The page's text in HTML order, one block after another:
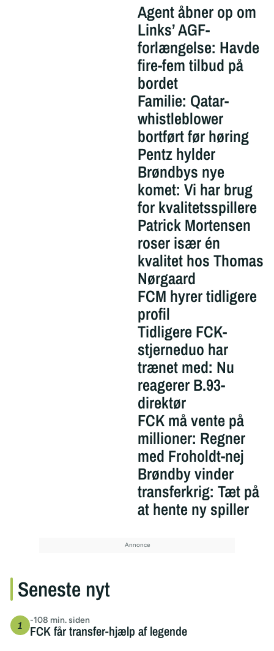
Agent åbner op om
Links’ AGF-
forlængelse: Havde
fire-fem tilbud på
bordet
Familie: Qatar-
whistleblower
bortført før høring
Pentz hylder
Brøndbys nye
komet: Vi har brug
for kvalitetsspillere
Patrick Mortensen
roser især én
kvalitet hos Thomas
Nørgaard
FCM hyrer tidligere
profil
Tidligere FCK-
stjerneduo har
trænet med: Nu
reagerer B.93-
direktør
FCK må vente på
millioner: Regner
med Froholdt-nej
Brøndby vinder
transferkrig: Tæt på
at hente ny spiller
Seneste nyt
-108 min. siden
FCK får transfer-hjælp af legende